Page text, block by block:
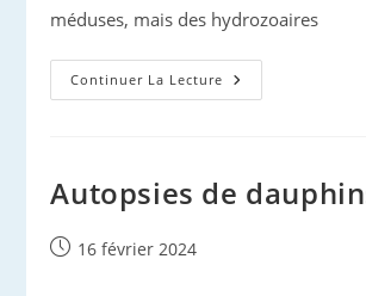
méduses, mais des hydrozoaires
Continuer La Lecture Le
Printemps
Autopsies de
Publication
16 février 2024